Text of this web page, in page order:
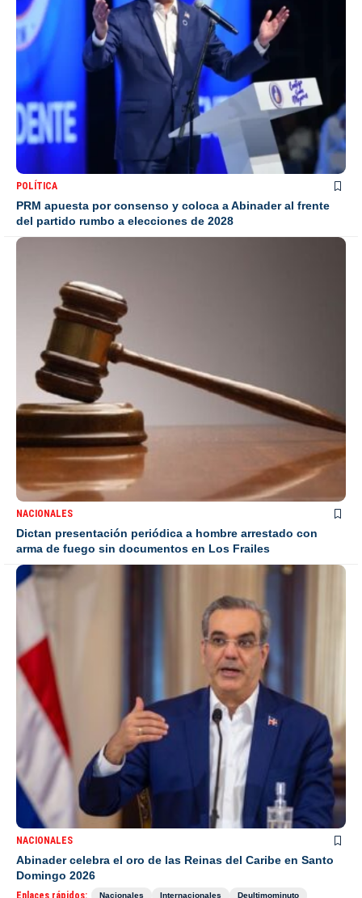
POLÍTICA
PRM apuesta por consenso y coloca a Abinader al frente
del partido rumbo a elecciones de 2028
NACIONALES
Dictan presentación periódica a hombre arrestado con
arma de fuego sin documentos en Los Frailes
NACIONALES
Abinader celebra el oro de las Reinas del Caribe en Santo
Domingo 2026
Enlaces rápidos: Nacionales Internacionales
Deultimominuto